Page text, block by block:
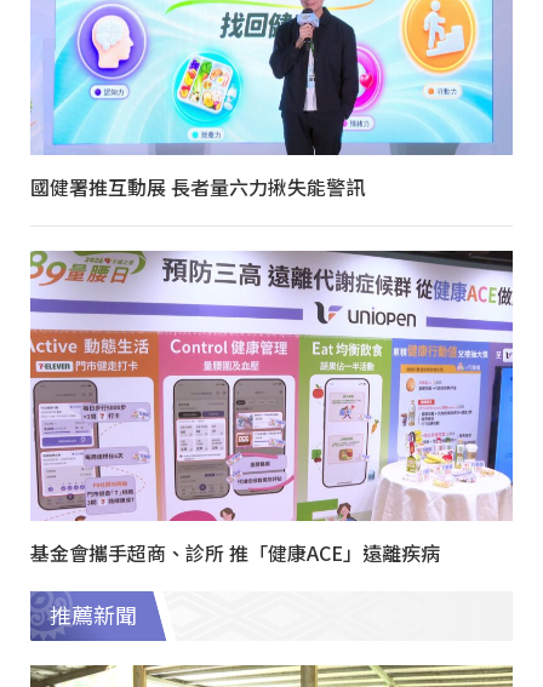
國健署推互動展 長者量六力揪失能警訊
基金會攜手超商、診所 推「健康ACE」遠離疾病
推薦新聞